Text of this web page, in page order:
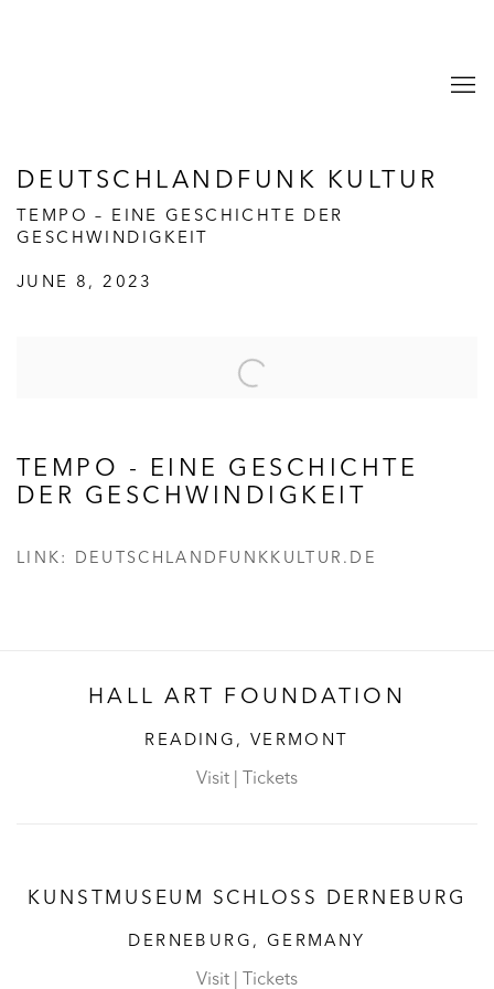
DEUTSCHLANDFUNK KULTUR
TEMPO – EINE GESCHICHTE DER
GESCHWINDIGKEIT
JUNE 8, 2023
TEMPO - EINE GESCHICHTE
DER GESCHWINDIGKEIT
LINK: DEUTSCHLANDFUNKKULTUR.DE
HALL ART FOUNDATION
READING, VERMONT
Visit | Tickets
KUNSTMUSEUM SCHLOSS DERNEBURG
DERNEBURG, GERMANY
Visit | Tickets